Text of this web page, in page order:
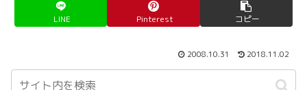
LINE Pinterest コピー
2008.10.31 2018.11.02